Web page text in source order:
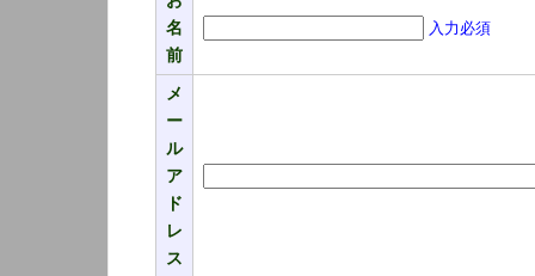
名
前
入力必須
メ
ー
ル
ア
ド
レ
ス